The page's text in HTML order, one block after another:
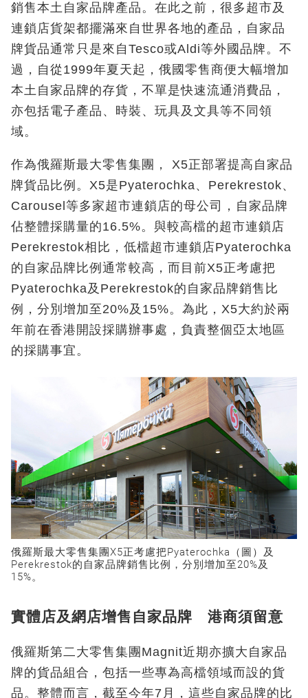
銷售本土自家品牌產品。在此之前，很多超市及
連鎖店貨架都擺滿來自世界各地的產品，自家品
牌貨品通常只是來自Tesco或Aldi等外國品牌。不
過，自從1999年夏天起，俄國零售商便大幅增加
本土自家品牌的存貨，不單是快速流通消費品，
亦包括電子產品、時裝、玩具及文具等不同領
域。
作為俄羅斯最大零售集團， X5正部署提高自家品
牌貨品比例。X5是Pyaterochka、Perekrestok、
Carousel等多家超市連鎖店的母公司，自家品牌
佔整體採購量的16.5%。與較高檔的超市連鎖店
Perekrestok相比，低檔超市連鎖店Pyaterochka
的自家品牌比例通常較高，而目前X5正考慮把
Pyaterochka及Perekrestok的自家品牌銷售比
例，分別增加至20%及15%。為此，X5大約於兩
年前在香港開設採購辦事處，負責整個亞太地區
的採購事宜。
俄羅斯最大零售集團X5正考慮把Pyaterochka（圖）及
Perekrestok的自家品牌銷售比例，分別增加至20%及
15%。
實體店及網店增售自家品牌 港商須留意
俄羅斯第二大零售集團Magnit近期亦擴大自家品
牌的貨品組合，包括一些專為高檔領域而設的貨
品。整體而言，截至今年7月，這些自家品牌的比